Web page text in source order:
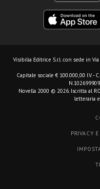
Visibilia Editrice S.r.l. con sede in
Capitale sociale € 100.000,00 I.V. -
Novella 2000 © 2026. Iscritta al
letteraria
PRIVACY